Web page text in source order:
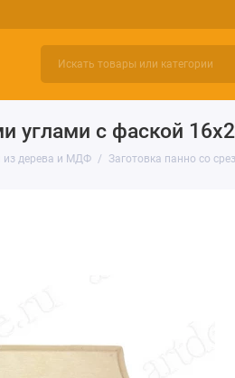
углами с фаской
из дерева и МДФ Заготовка панно со